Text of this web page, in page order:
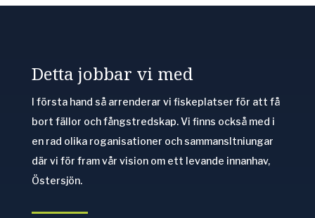
Detta jobbar vi med
I första hand så arrenderar vi fiskeplatser för att få
bort fällor och fångstredskap. Vi finns också med i
en rad olika roganisationer och sammansltniungar
där vi för fram vår vision om ett levande innanhav,
Östersjön.